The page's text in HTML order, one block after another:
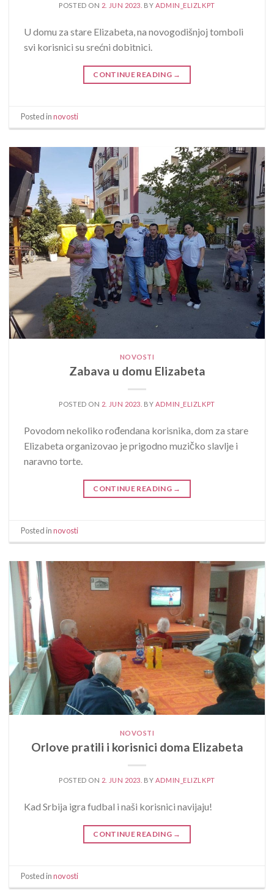
POSTED ON 2. JUN 2023. BY ADMIN_ELIZLKPT
U domu za stare Elizabeta, na novogodišnjoj tomboli
svi korisnici su srećni dobitnici.
CONTINUE READING →
Posted innovosti
NOVOSTI
Zabava u domu Elizabeta
POSTED ON 2. JUN 2023. BY ADMIN_ELIZLKPT
Povodom nekoliko rođendana korisnika, dom za stare
Elizabeta organizovao je prigodno muzičko slavlje i
naravno torte.
CONTINUE READING →
Posted innovosti
NOVOSTI
Orlove pratili i korisnici doma Elizabeta
POSTED ON 2. JUN 2023. BY ADMIN_ELIZLKPT
Kad Srbija igra fudbal i naši korisnici navijaju!
CONTINUE READING →
Posted innovosti